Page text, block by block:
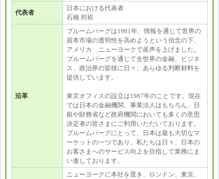
代表者
日本における代表者
石橋 邦裕
沿革
ブルームバーグは1981年、情報を通じて世界の
資本市場の透明性を高めようという信念の下、
アメリカ ニューヨークで産声を上げました。
ブルームバーグを通じて全世界の金融、ビジネ
ス、政治界の皆様に日々、あらゆる判断材料を
提供しています。
東京オフィスの設立は1987年のことです。現在
では日本の金融機関、事業法人はもちろん、日
銀や財務省など政府機関においても多くの意思
決定者の皆さまにご利用いただいております。
ブルームバーグにとって、日本は最も大切なマ
ーケットの一つであり、私たちは日々、日本の
お客さまへのサービス向上を目指して業務にま
い進しております。
ニューヨークに本社を置き、ロンドン、東京、